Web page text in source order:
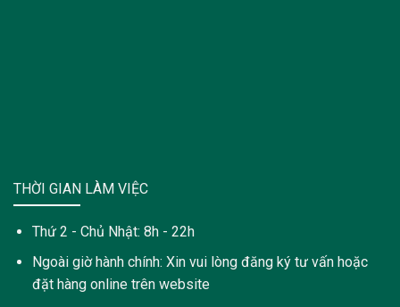
THỜI GIAN LÀM VIỆC
Thứ 2 - Chủ Nhật: 8h - 22h
Ngoài giờ hành chính: Xin vui lòng đăng ký tư vấn hoặc
đặt hàng online trên website